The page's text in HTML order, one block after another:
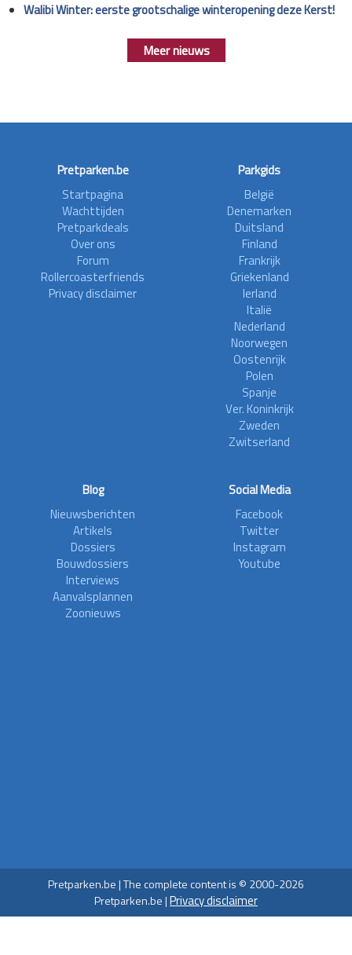
Walibi Winter: eerste grootschalige winteropening deze Kerst!
Meer nieuws
Pretparken.be
Startpagina
Wachttijden
Pretparkdeals
Over ons
Forum
Rollercoasterfriends
Privacy disclaimer
Parkgids
België
Denemarken
Duitsland
Finland
Frankrijk
Griekenland
Ierland
Italië
Nederland
Noorwegen
Oostenrijk
Polen
Spanje
Ver. Koninkrijk
Zweden
Zwitserland
Blog
Nieuwsberichten
Artikels
Dossiers
Bouwdossiers
Interviews
Aanvalsplannen
Zoonieuws
Social Media
Facebook
Twitter
Instagram
Youtube
Pretparken.be | The complete content is © 2000-2026
Pretparken.be |Privacy disclaimer